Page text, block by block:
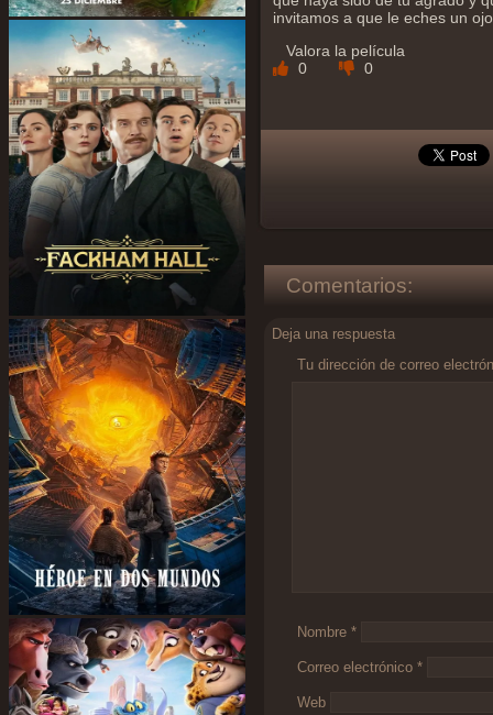
invitamos a que le eches un
Valora la película
0
0
Comentarios:
Deja una respuesta
Tu dirección de correo
Nombre *
Correo electrónico *
Web